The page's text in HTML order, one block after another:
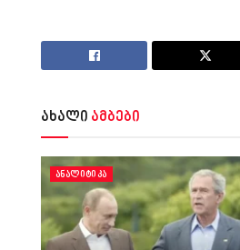
ახალი ამბები
ᲐᲜᲐᲚᲘᲢᲘᲙᲐ